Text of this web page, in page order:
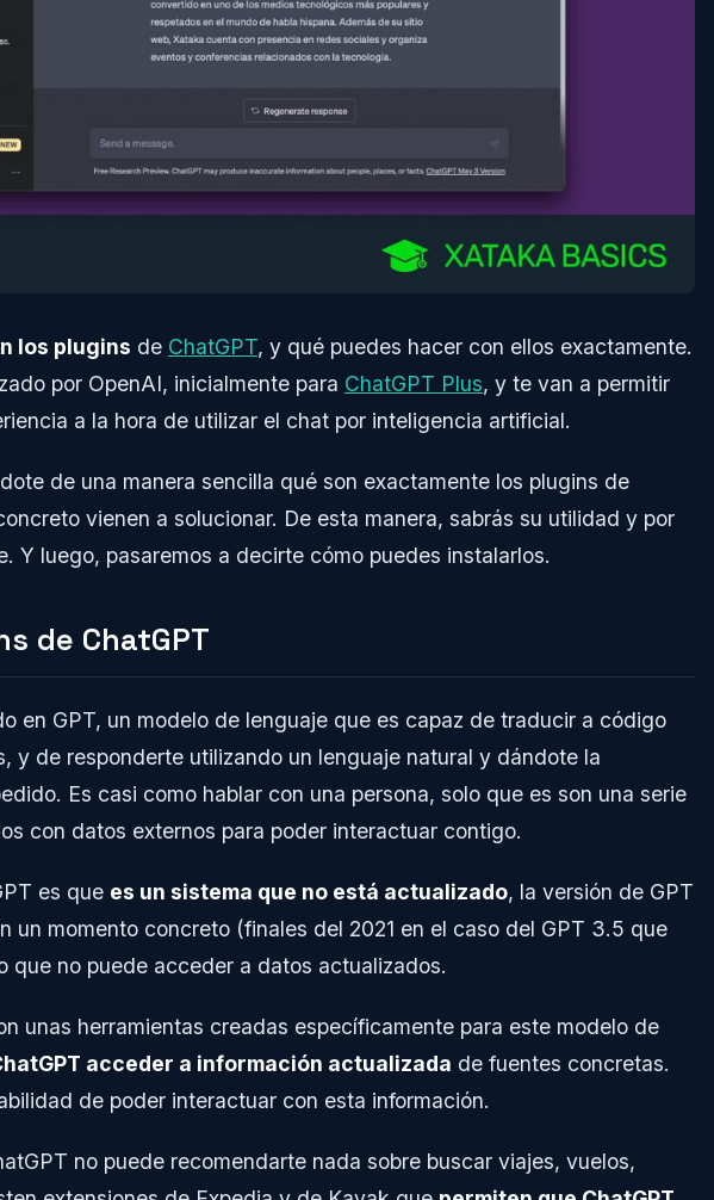
los plugins de ChatGPT, y qué puedes hacer con ellos exactamente.
por OpenAI, inicialmente para ChatGPT Plus, y te van a permitir
a la hora de utilizar el chat por inteligencia artificial.
de una manera sencilla qué son exactamente los plugins de
vienen a solucionar. De esta manera, sabrás su utilidad y por
Y luego, pasaremos a decirte cómo puedes instalarlos.
de ChatGPT
en GPT, un modelo de lenguaje que es capaz de traducir a código
y de responderte utilizando un lenguaje natural y dándote la
Es casi como hablar con una persona, solo que es son una serie
con datos externos para poder interactuar contigo.
es que es un sistema que no está actualizado, la versión de GPT
un momento concreto (finales del 2021 en el caso del GPT 3.5 que
que no puede acceder a datos actualizados.
unas herramientas creadas específicamente para este modelo de
acceder a información actualizada de fuentes concretas.
de poder interactuar con esta información.
no puede recomendarte nada sobre buscar viajes, vuelos,